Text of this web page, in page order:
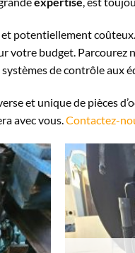
et potentiellement
votre budget.
de contrôle
et unique de pièces
avec vous.Contactez-